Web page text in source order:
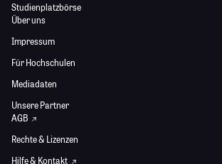
Studienplatzbörse
Über uns
Impressum
Für Hochschulen
Mediadaten
Unsere Partner
AGB
Rechte & Lizenzen
Hilfe & Kontakt